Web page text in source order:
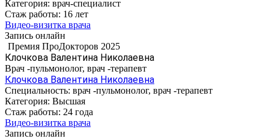
Категория: врач-специалист
Стаж работы: 16 лет
Видео-визитка врача
Запись онлайн
Премия ПроДокторов 2025
Клочкова Валентина Николаевна
Врач -пульмонолог, врач -терапевт
Клочкова Валентина Николаевна
Специальность: врач -пульмонолог, врач -терапевт
Категория: Высшая
Стаж работы: 24 года
Видео-визитка врача
Запись онлайн